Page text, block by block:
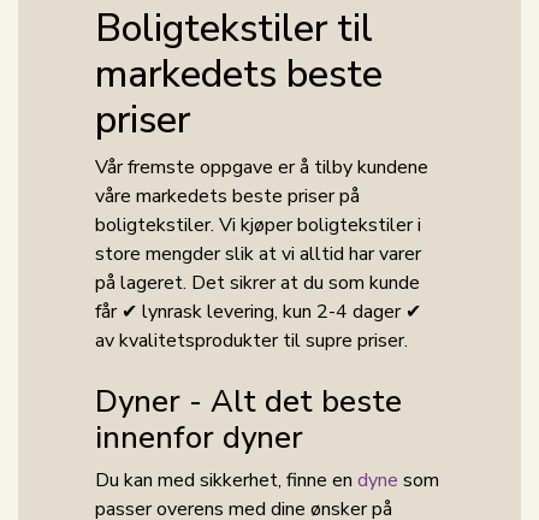
Boligtekstiler til
markedets beste
priser
Vår fremste oppgave er å tilby kundene
våre markedets beste priser på
boligtekstiler. Vi kjøper boligtekstiler i
store mengder slik at vi alltid har varer
på lageret. Det sikrer at du som kunde
får ✔ lynrask levering, kun 2-4 dager ✔
av kvalitetsprodukter til supre priser.
Dyner - Alt det beste
innenfor dyner
Du kan med sikkerhet, finne en dyne som
passer overens med dine ønsker på